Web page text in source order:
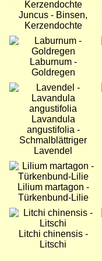
Juncus - Binsen,
Kerzendochte
Bild
Laburnum -
Goldregen
Bild
Lavandula
angustifolia -
Schmalblättriger
Lavendel
Bild
Lilium martagon -
Türkenbund-Lilie
Bild
Litchi chinensis -
Litschi